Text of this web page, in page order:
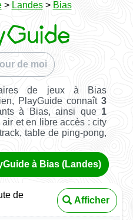
> Landes> Bias
de moi
de jeux à Bias
PlayGuide connaît3
à Bias, ainsi que 1
et en libre accès : city
table de ping-pong,
à Bias (Landes)
de
Afficher